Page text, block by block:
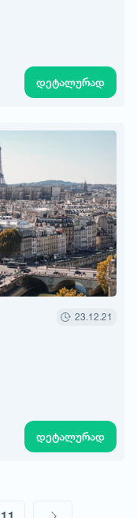
დეტალურად
23.12.21
დეტალურად